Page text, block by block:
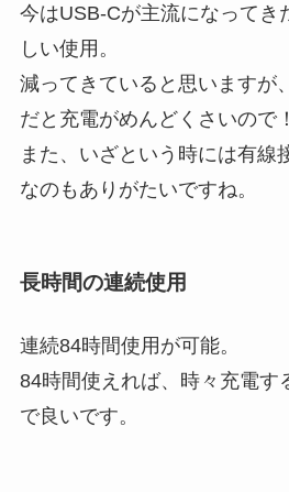
今はUSB-Cが主流になってき
しい使用。
減ってきていると思いますが
だと充電がめんどくさいので！
また、いざという時には有線
なのもありがたいですね。
長時間の連続使用
連続84時間使用が可能。
84時間使えれば、時々充電す
で良いです。